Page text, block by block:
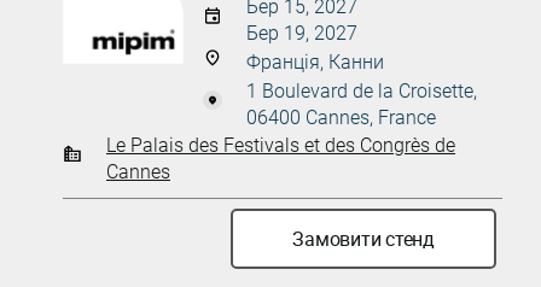
Бер 15, 2027
Бер 19, 2027
Франція, Канни
1 Boulevard de la Croisette,
06400 Cannes, France
Le Palais des Festivals et des Congrès de
Cannes
Замовити стенд